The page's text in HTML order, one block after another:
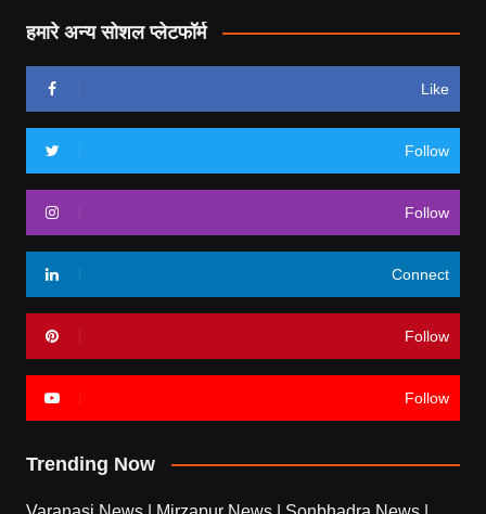
हमारे अन्य सोशल प्लेटफॉर्म
Like
Follow
Follow
Connect
Follow
Follow
Trending Now